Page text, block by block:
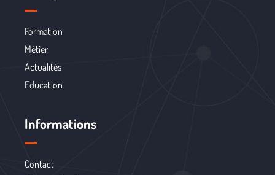
Formation
Métier
Actualités
Education
Informations
Contact